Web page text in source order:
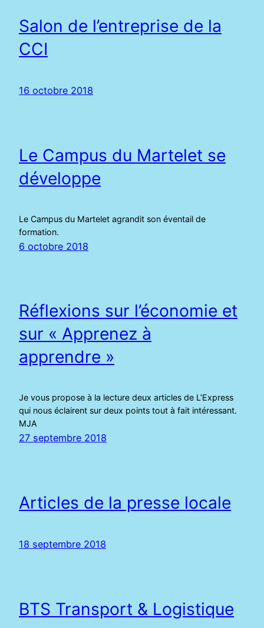
Salon de l’entreprise de la
CCI
16 octobre 2018
Le Campus du Martelet se
développe
Le Campus du Martelet agrandit son éventail de
formation.
6 octobre 2018
Réflexions sur l’économie et
sur « Apprenez à
apprendre »
Je vous propose à la lecture deux articles de L’Express
qui nous éclairent sur deux points tout à fait intéressant.
MJA
27 septembre 2018
Articles de la presse locale
18 septembre 2018
BTS Transport & Logistique